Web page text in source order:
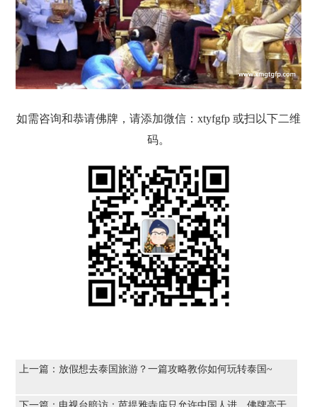
如需咨询和恭请佛牌，请添加微信：xtyfgfp 或扫以下二维
码。
上一篇： 放假想去泰国旅游？一篇攻略教你如何玩转泰国~